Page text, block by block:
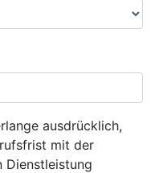
ausdrücklich,
mit der
Dienstleistung